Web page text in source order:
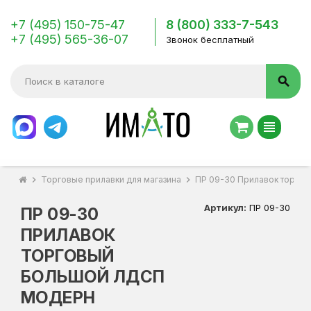
+7 (495) 150-75-47
+7 (495) 565-36-07
8 (800) 333-7-543
Звонок бесплатный
search
view_headline
chevron_right Торговые прилавки для магазина chevron_right ПР 09-30 Прилавок
ПР 09-30
ПРИЛАВОК
ТОРГОВЫЙ
БОЛЬШОЙ ЛДСП
МОДЕРН
Артикул: ПР 09-30